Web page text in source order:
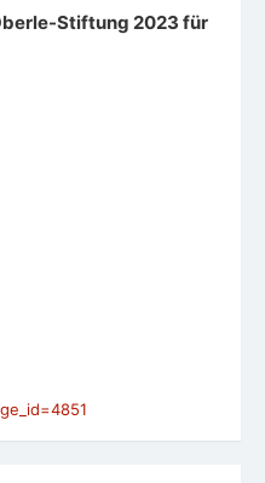
Stiftung 2023 für